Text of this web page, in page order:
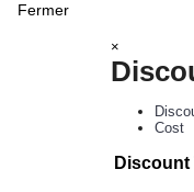
Fermer
×
Cost
Discount